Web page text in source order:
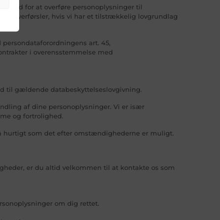
ud for at overføre personoplysninger til
overførsler, hvis vi har et tilstrækkelig lovgrundlag
art. 45,
i overensstemmelse med
til gældende databeskyttelseslovgivning.
af dine personoplysninger. Vi er især
og fortrolighed.
hurtigt som det efter omstændighederne er muligt.
er du altid velkommen til at kontakte os som
om dig rettet.